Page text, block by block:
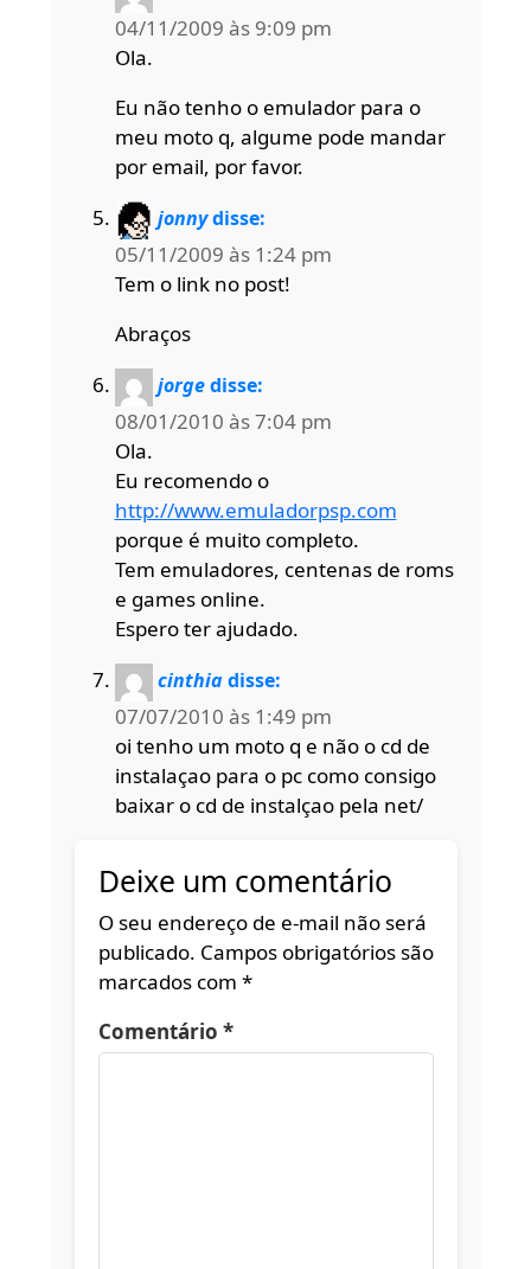
04/11/2009 às 9:09 pm
Ola.
Eu não tenho o emulador para o
meu moto q, algume pode mandar
por email, por favor.
jonny disse:
05/11/2009 às 1:24 pm
Tem o link no post!
Abraços
jorge disse:
08/01/2010 às 7:04 pm
Ola.
Eu recomendo o
http://www.emuladorpsp.com
porque é muito completo.
Tem emuladores, centenas de roms
e games online.
Espero ter ajudado.
cinthia disse:
07/07/2010 às 1:49 pm
oi tenho um moto q e não o cd de
instalaçao para o pc como consigo
baixar o cd de instalçao pela net/
Deixe um comentário
O seu endereço de e-mail não será
publicado. Campos obrigatórios são
marcados com *
Comentário *